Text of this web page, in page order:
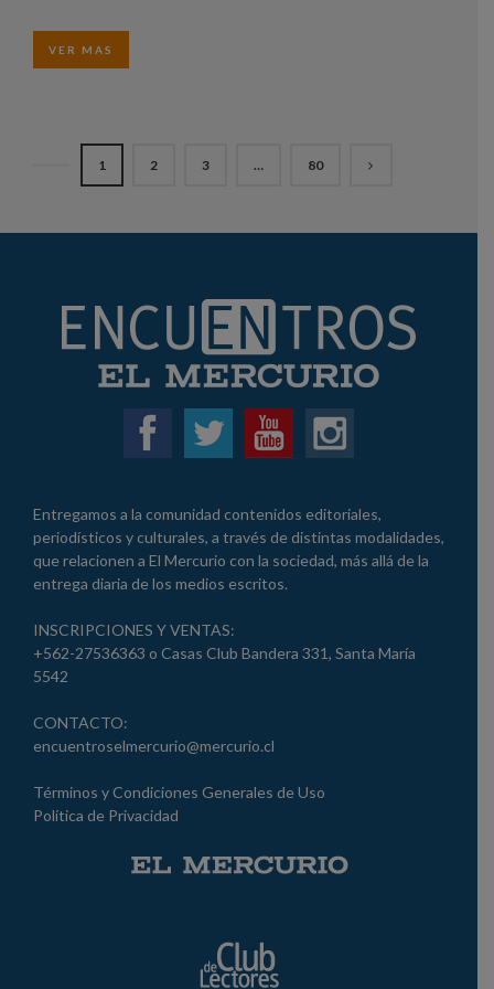
VER MAS
1 2 3 … 80
Entregamos a la comunidad contenidos editoriales,
periodísticos y culturales, a través de distintas modalidades,
que relacionen a El Mercurio con la sociedad, más allá de la
entrega diaria de los medios escritos.
INSCRIPCIONES Y VENTAS:
+562-27536363 o Casas Club Bandera 331, Santa María
5542
CONTACTO:
encuentroselmercurio@mercurio.cl
Términos y Condiciones Generales de Uso
Política de Privacidad